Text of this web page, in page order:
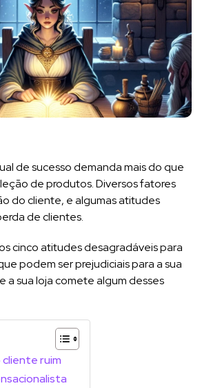
de sucesso demanda mais do que
de produtos. Diversos fatores
do cliente, e algumas atitudes
de clientes.
cinco atitudes desagradáveis para
podem ser prejudiciais para a sua
a sua loja comete algum desses
ruim